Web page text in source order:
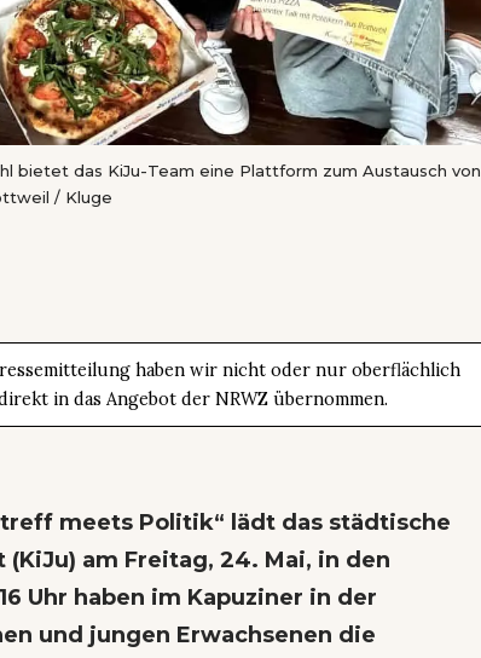
bietet das KiJu-Team eine Plattform zum Austausch von
/ Kluge
haben wir nicht oder nur oberflächlich
in das Angebot der NRWZ übernommen.
meets Politik“ lädt das städtische
am Freitag, 24. Mai, in den
Uhr haben im Kapuziner in der
und jungen Erwachsenen die